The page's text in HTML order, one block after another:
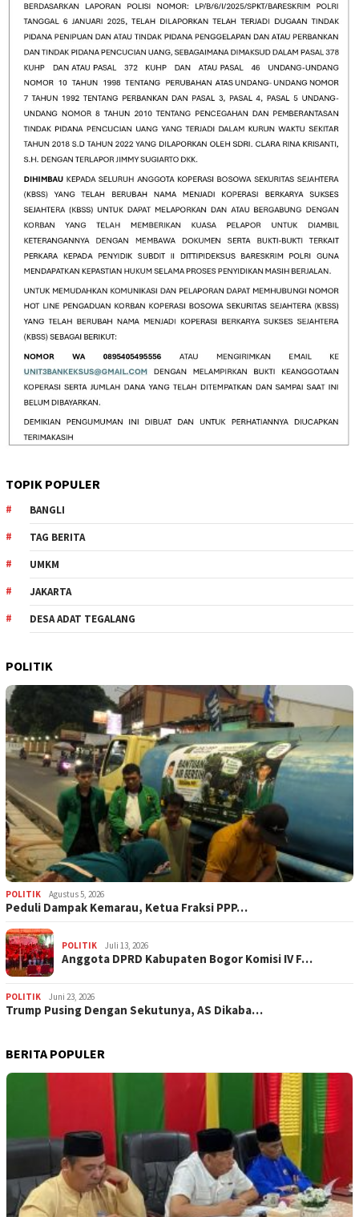
TOPIK POPULER
BANGLI
TAG BERITA
UMKM
JAKARTA
DESA ADAT TEGALANG
POLITIK
POLITIK Agustus 5, 2026
‎Peduli Dampak Kemarau, Ketua Fraksi PPP…
POLITIK Juli 13, 2026
Anggota DPRD Kabupaten Bogor Komisi IV F…
POLITIK Juni 23, 2026
Trump Pusing Dengan Sekutunya, AS Dikaba…
BERITA POPULER